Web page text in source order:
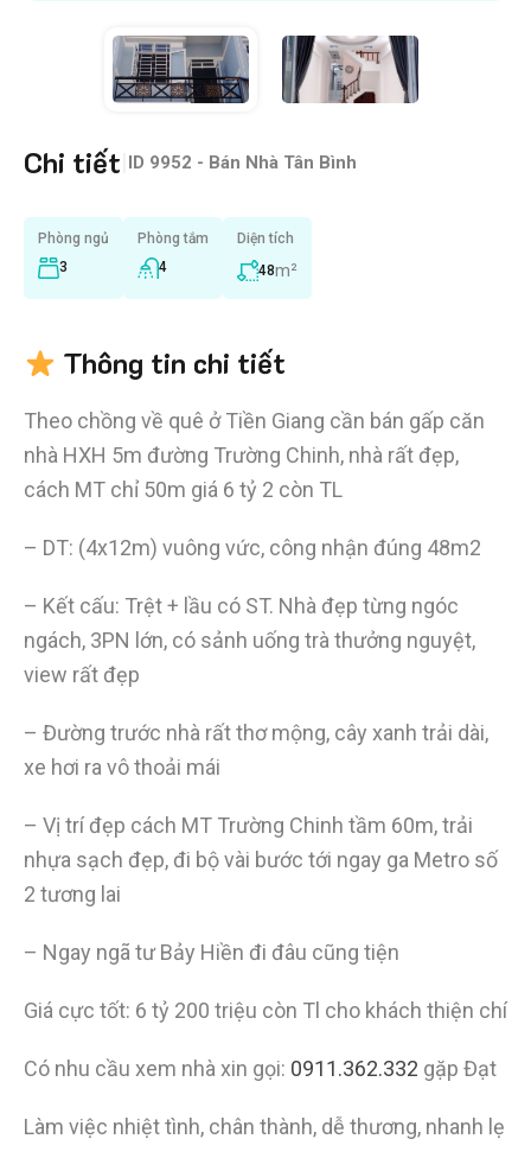
Chi tiết ID 9952 - Bán Nhà Tân Bình
Phòng ngủ
3
Phòng tắm
4
Diện tích
48m²
Thông tin chi tiết
Theo chồng về quê ở Tiền Giang cần bán gấp căn
nhà HXH 5m đường Trường Chinh, nhà rất đẹp,
cách MT chỉ 50m giá 6 tỷ 2 còn TL
– DT: (4x12m) vuông vức, công nhận đúng 48m2
– Kết cấu: Trệt + lầu có ST. Nhà đẹp từng ngóc
ngách, 3PN lớn, có sảnh uống trà thưởng nguyệt,
view rất đẹp
– Đường trước nhà rất thơ mộng, cây xanh trải dài,
xe hơi ra vô thoải mái
– Vị trí đẹp cách MT Trường Chinh tầm 60m, trải
nhựa sạch đẹp, đi bộ vài bước tới ngay ga Metro số
2 tương lai
– Ngay ngã tư Bảy Hiền đi đâu cũng tiện
Giá cực tốt: 6 tỷ 200 triệu còn Tl cho khách thiện chí
Có nhu cầu xem nhà xin gọi: 0911.362.332 gặp Đạt
Làm việc nhiệt tình, chân thành, dễ thương, nhanh lẹ